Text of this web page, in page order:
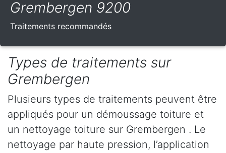
Grembergen 9200
Traitements recommandés
Types de traitements sur
Grembergen
Plusieurs types de traitements peuvent être
appliqués pour un démoussage toiture et
un nettoyage toiture sur Grembergen . Le
nettoyage par haute pression, l’application